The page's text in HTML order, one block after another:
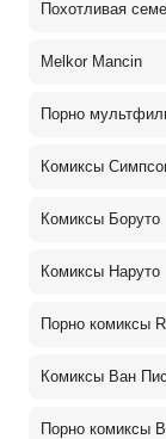
Похотливая
Melkor Mancin
Порно
Комиксы
Комиксы Боруто
Комиксы Наруто
Порно комиксы
Комиксы Ван Пис
Порно комиксы